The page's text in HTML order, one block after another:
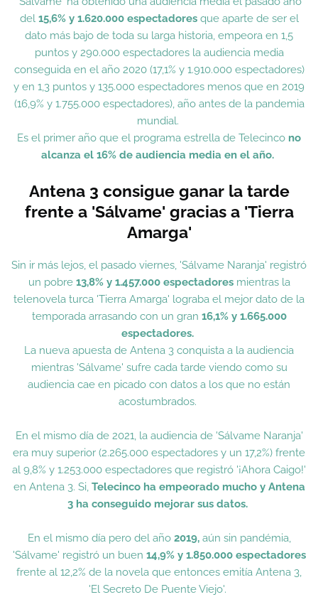
del 15,6% y 1.620.000 espectadores que aparte de ser el
dato más bajo de toda su larga historia, empeora en 1,5
puntos y 290.000 espectadores la audiencia media
conseguida en el año 2020 (17,1% y 1.910.000 espectadores)
y en 1,3 puntos y 135.000 espectadores menos que en 2019
(16,9% y 1.755.000 espectadores), año antes de la pandemia
mundial.
Es el primer año que el programa estrella de Telecinco no
alcanza el 16% de audiencia media en el año.
Antena 3 consigue ganar la tarde
frente a 'Sálvame' gracias a 'Tierra
Amarga'
Sin ir más lejos, el pasado viernes, 'Sálvame Naranja' registró
un pobre 13,8% y 1.457.000 espectadores mientras la
telenovela turca 'Tierra Amarga' lograba el mejor dato de la
temporada arrasando con un gran 16,1% y 1.665.000
espectadores.
La nueva apuesta de Antena 3 conquista a la audiencia
mientras 'Sálvame' sufre cada tarde viendo como su
audiencia cae en picado con datos a los que no están
acostumbrados.
En el mismo día de 2021, la audiencia de 'Sálvame Naranja'
era muy superior (2.265.000 espectadores y un 17,2%) frente
al 9,8% y 1.253.000 espectadores que registró '¡Ahora Caigo!'
en Antena 3. Si,Telecinco ha empeorado mucho y Antena
3 ha conseguido mejorar sus datos.
En el mismo día pero del año 2019, aún sin pandémia,
'Sálvame' registró un buen 14,9% y 1.850.000 espectadores
frente al 12,2% de la novela que entonces emitía Antena 3,
'El Secreto De Puente Viejo'.